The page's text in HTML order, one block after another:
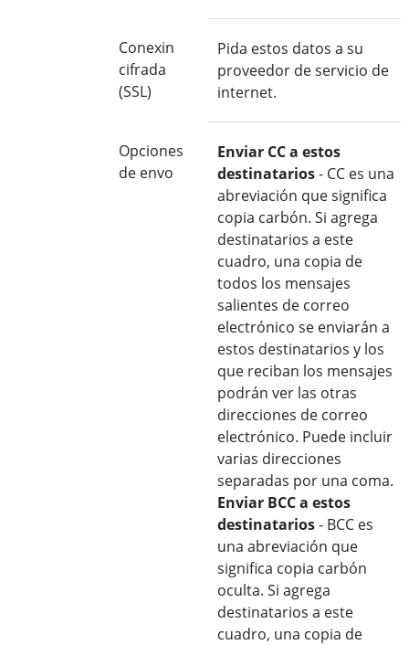
Conexin
cifrada
(SSL)
Pida estos datos a su
proveedor de servicio de
internet.
Opciones
de envo
Enviar CC a estos
destinatarios- CC es una
abreviación que significa
copia carbón. Si agrega
destinatarios a este
cuadro, una copia de
todos los mensajes
salientes de correo
electrónico se enviarán a
estos destinatarios y los
que reciban los mensajes
podrán ver las otras
direcciones de correo
electrónico. Puede incluir
varias direcciones
separadas por una coma.
Enviar BCC a estos
destinatarios- BCC es
una abreviación que
significa copia carbón
oculta. Si agrega
destinatarios a este
cuadro, una copia de